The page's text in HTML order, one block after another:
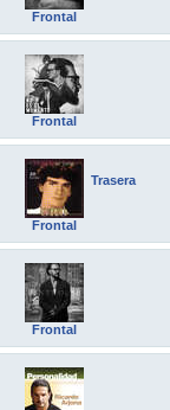
Frontal
Frontal
Frontal
Trasera
Frontal